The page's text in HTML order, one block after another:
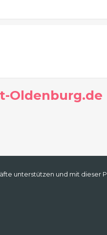
Oldenburg.de
unterstützen und mit